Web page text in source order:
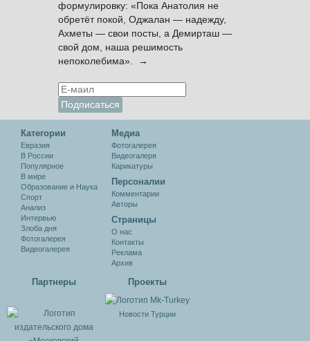
формулировку: «Пока Анатолия не
обретёт покой, Оджалан — надежду,
Ахметы — свои посты, а Демирташ —
свой дом, наша решимость
непоколебима». →
Категории
Евразия
В России
Популярное
В мире
Образование и Наука
Спорт
Анализ
Интервью
Злоба дня
Фотогалерея
Видеогалерея
Медиа
Фотогалерея
Видеогалеря
Карикатуры
Персоналии
Комментарии
Авторы
Cтраницы
О нас
Контакты
Реклама
Архив
Партнеры Проекты
Новости Турции